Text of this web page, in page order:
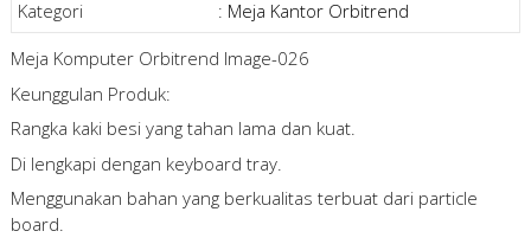
Kategori
: Meja Kantor Orbitrend
Meja Komputer Orbitrend Image-026
Keunggulan Produk:
Rangka kaki besi yang tahan lama dan kuat.
Di lengkapi dengan keyboard tray.
Menggunakan bahan yang berkualitas terbuat dari particle
board.